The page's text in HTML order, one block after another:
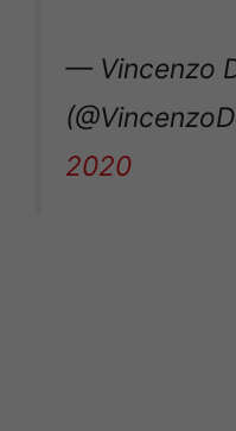
— Vincenzo
2020